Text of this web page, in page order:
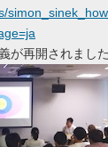
が再開されました